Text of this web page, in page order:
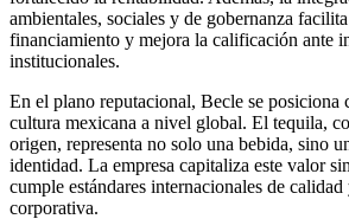
ambientales, sociales y de gobernanza
financiamiento y mejora la calificación ante
institucionales.
En el plano reputacional, Becle se posiciona
cultura mexicana a nivel global. El tequila,
origen, representa no solo una bebida, sino
identidad. La empresa capitaliza este valor
cumple estándares internacionales de
corporativa.